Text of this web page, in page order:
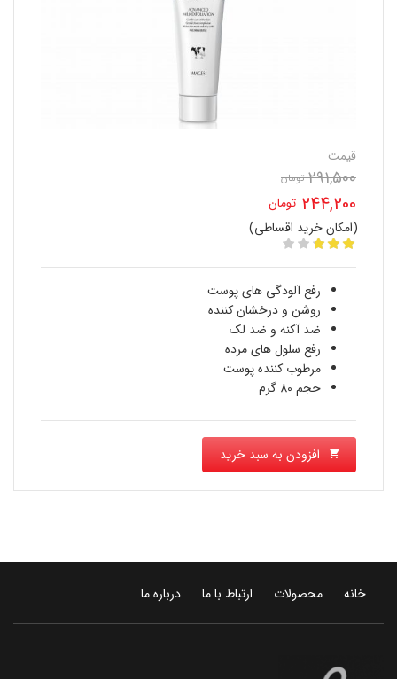
قیمت
291,500 تومان
اصلی
بود.
244,200 تومان
قیمت
فعلی
244,200 تومان
است.
(امکان خرید اقساطی)
رفع آلودگی های پوست
روشن و درخشان کننده
ضد آکنه و ضد لک
رفع سلول های مرده
مرطوب کننده پوست
حجم 80 گرم
افزودن به سبد خرید
خانه محصولات ارتباط با ما درباره ما